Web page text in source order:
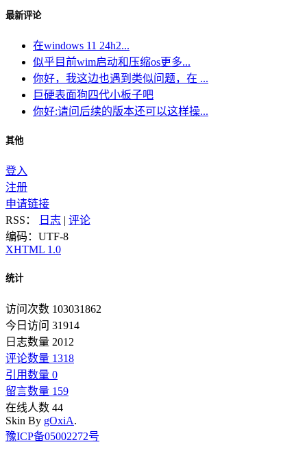
最新评论
在windows 11 24h2...
似乎目前wim启动和压缩os更多...
你好，我这边也遇到类似问题，在 ...
巨硬表面狗四代小板子吧
你好:请问后续的版本还可以这样操...
其他
登入
注册
申请链接
RSS：
日志 | 评论
编码：UTF-8
XHTML 1.0
统计
访问次数 103031862
今日访问 31914
日志数量 2012
评论数量 1318
引用数量 0
留言数量 159
在线人数 44
Skin By gOxiA.
豫ICP备05002272号